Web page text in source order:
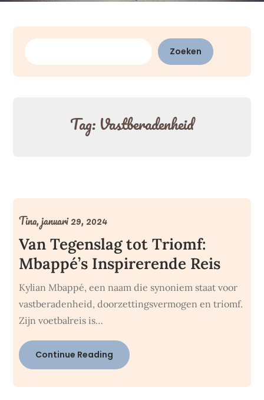
Zoeken
Zoeken
Tag: Vastberadenheid
Van Tegenslag tot Triomf:
Mbappé’s Inspirerende Reis
Tina,januari 29, 2024
Kylian Mbappé, een naam die synoniem staat voor
vastberadenheid, doorzettingsvermogen en triomf.
Zijn voetbalreis is…
Continue Reading